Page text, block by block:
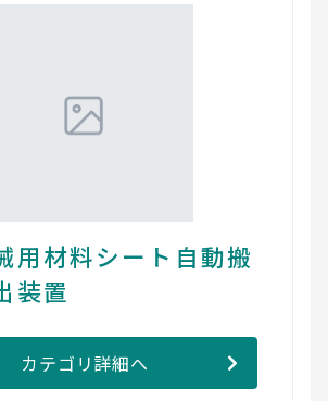
用材料シート自動搬
装置
カテゴリ詳細へ